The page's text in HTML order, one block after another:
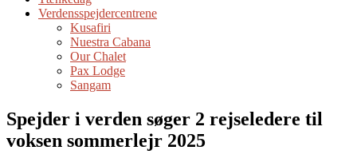
Verdensspejdercentrene
Kusafiri
Nuestra Cabana
Our Chalet
Pax Lodge
Sangam
Spejder i verden søger 2 rejseledere til
voksen sommerlejr 2025